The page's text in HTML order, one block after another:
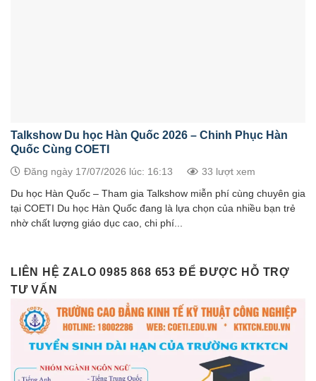
Talkshow Du học Hàn Quốc 2026 – Chinh Phục Hàn
Quốc Cùng COETI
Đăng ngày 17/07/2026 lúc: 16:13 33 lượt xem
Du học Hàn Quốc – Tham gia Talkshow miễn phí cùng chuyên gia
tại COETI Du học Hàn Quốc đang là lựa chọn của nhiều bạn trẻ
nhờ chất lượng giáo dục cao, chi phí...
LIÊN HỆ ZALO 0985 868 653 ĐỂ ĐƯỢC HỖ TRỢ
TƯ VẤN